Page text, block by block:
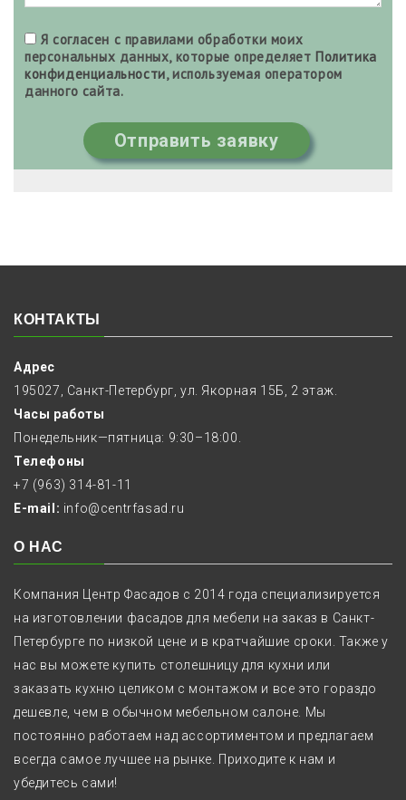
Я согласен с правилами обработки моих
персональных данных, которые определяет Политика
конфиденциальности, используемая оператором
данного сайта.
Отправить заявку
КОНТАКТЫ
Адрес
195027, Санкт-Петербург, ул. Якорная 15Б, 2 этаж.
Часы работы
Понедельник—пятница: 9:30–18:00.
Телефоны
+7 (963) 314-81-11
E-mail: info@centrfasad.ru
О НАС
Компания Центр Фасадов с 2014 года специализируется
на изготовлении фасадов для мебели на заказ в Санкт-
Петербурге по низкой цене и в кратчайшие сроки. Также у
нас вы можете купить столешницу для кухни или
заказать кухню целиком с монтажом и все это гораздо
дешевле, чем в обычном мебельном салоне. Мы
постоянно работаем над ассортиментом и предлагаем
всегда самое лучшее на рынке. Приходите к нам и
убедитесь сами!